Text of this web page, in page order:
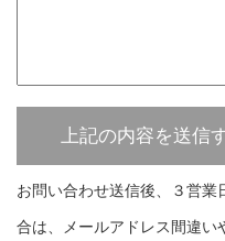
お問い合わせ送信後、３営
合は、メールアドレス間違い